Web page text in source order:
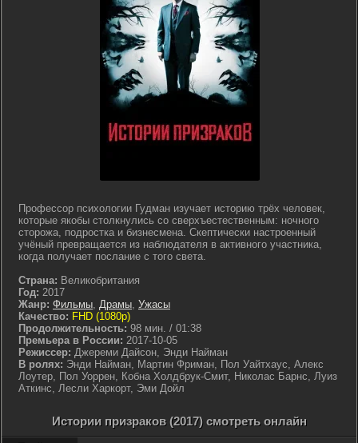
Профессор психологии Гудман изучает историю трёх человек,
которые якобы столкнулись со сверхъестественным: ночного
сторожа, подростка и бизнесмена. Скептически настроенный
учёный превращается из наблюдателя в активного участника,
когда получает послание с того света.
Страна: Великобритания
Год: 2017
Жанр: Фильмы, Драмы, Ужасы
Качество: FHD (1080p)
Продолжительность: 98 мин. / 01:38
Премьера в России: 2017-10-05
Режиссер: Джереми Дайсон, Энди Найман
В ролях: Энди Найман, Мартин Фриман, Пол Уайтхаус, Алекс
Лоутер, Пол Уоррен, Кобна Холдбрук-Смит, Николас Барнс, Луиз
Аткинс, Лесли Харкорт, Эми Дойл
Истории призраков (2017) смотреть онлайн